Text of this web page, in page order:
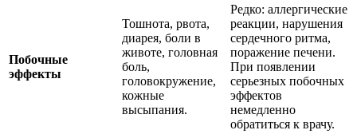
Побочные
эффекты
Тошнота, рвота,
диарея, боли в
животе, головная
боль,
головокружение,
кожные
высыпания.
Редко: аллергические
реакции, нарушения
сердечного ритма,
поражение печени.
При появлении
серьезных побочных
эффектов
немедленно
обратиться к врачу.